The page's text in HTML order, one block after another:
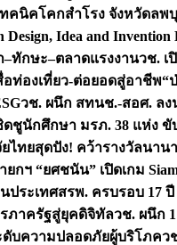
ทคนิคโคกสำโรง จังหวัดลพ
Idea and
–ทักษะ–ตลาดแรงงานวช. เ
ท่องเที่ยว-ต่อยอดสู่อาชีพ“
วช. ผนึก สทนช.-สอศ. ลง
ดชูนักศึกษา มรภ. 38 แห่ง
ไทยสุดปัง! คว้ารางวัลนาน
ยกฯ “ยศชนัน” เปิดเกม
ประเทศสรพ. ครบรอบ 17
ภาครัฐสู่ยุคดิจิทัลวช. ผนึก
ดับความปลอดภัยผู้บริโภคว